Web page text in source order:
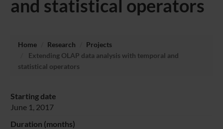
and statistical operators
Home Research
Projects
Extending OLAP data analysis with temporal and
statistical operators
Starting date
June 1, 2017
Duration (months)